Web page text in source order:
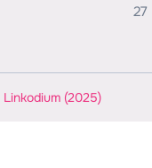
27
Linkodium (2025)